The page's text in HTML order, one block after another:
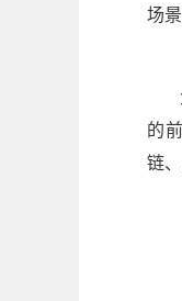
场
的
链